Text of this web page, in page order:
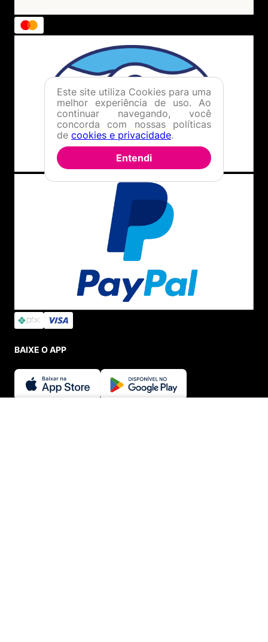
BAIXE O APP
Este site utiliza Cookies para uma
melhor experiência de uso. Ao
continuar navegando, você
concorda com nossas políticas
de cookies e privacidade.
Entendi